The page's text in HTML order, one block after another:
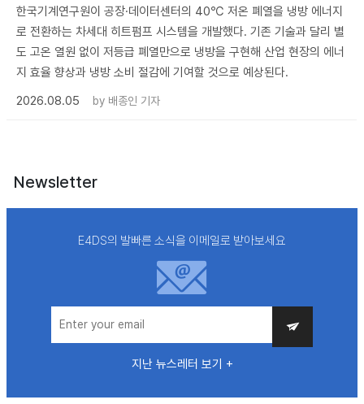
한국기계연구원이 공장·데이터센터의 40℃ 저온 폐열을 냉방 에너지
로 전환하는 차세대 히트펌프 시스템을 개발했다. 기존 기술과 달리 별
도 고온 열원 없이 저등급 폐열만으로 냉방을 구현해 산업 현장의 에너
지 효율 향상과 냉방 소비 절감에 기여할 것으로 예상된다.
2026.08.05
by 배종인 기자
Newsletter
E4DS의 발빠른 소식을 이메일로 받아보세요
지난 뉴스레터 보기 +